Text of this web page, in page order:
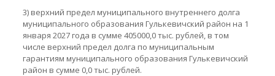
3) верхний предел муниципального внутреннего долга
муниципального образования Гулькевичский район на 1
января 2027 года в сумме 405000,0 тыс. рублей, в том
числе верхний предел долга по муниципальным
гарантиям муниципального образования Гулькевичский
район в сумме 0,0 тыс. рублей.